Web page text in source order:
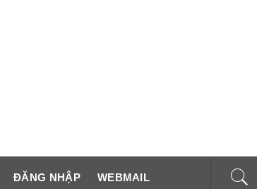
ĐĂNG NHẬP WEBMAIL